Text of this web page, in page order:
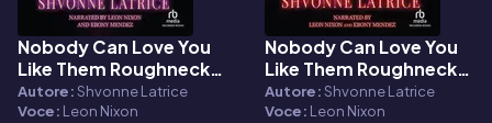
Audiolibro
Nobody Can Love You
Like Them Roughnecks
Do 3
Autore:Shvonne Latrice
Voce: Leon Nixon
Audiolibro
Nobody Can Love You
Like Them Roughnecks
Do
Autore:Shvonne Latrice
Voce: Leon Nixon